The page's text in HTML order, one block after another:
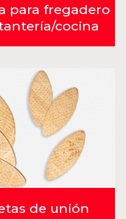
para fregadero
cocina
de unión